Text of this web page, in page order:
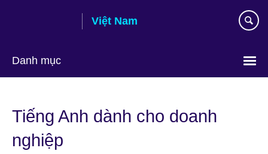
Việt Nam
Danh mục
language
Tiếng Anh dành cho doanh
nghiệp